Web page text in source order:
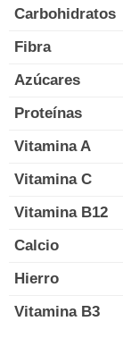
Carbohidratos
Fibra
Azúcares
Proteínas
Vitamina A
Vitamina C
Vitamina B12
Calcio
Hierro
Vitamina B3